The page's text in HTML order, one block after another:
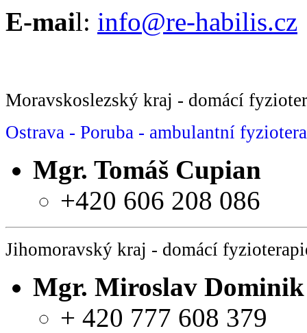
E-mail: info@re-habilis.cz
Moravskoslezský kraj - domácí
Ostrava - Poruba - ambulantní
Mgr. Tomáš Cupian
+420 606 208 086
Jihomoravský kraj - domácí
Mgr. Miroslav Dominik
+ 420 777 608 379